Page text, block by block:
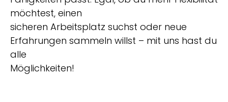
möchtest, einen
sicheren Arbeitsplatz suchst oder neue
Erfahrungen sammeln willst – mit uns hast du
alle
Möglichkeiten!